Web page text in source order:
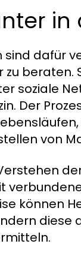
in
dafür
beraten.
soziale
Der
von
können
diese